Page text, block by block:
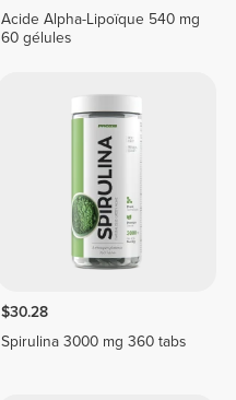
Acide Alpha-Lipoïque 540 mg
60 gélules
$30.28
Spirulina 3000 mg 360 tabs